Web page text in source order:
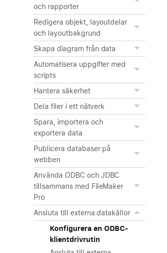
och rapporter
Redigera objekt, layoutdelar
och layoutbakgrund
Skapa diagram från data
Automatisera uppgifter med
scripts
Hantera säkerhet
Dela filer i ett nätverk
Spara, importera och
exportera data
Publicera databaser på
webben
Använda ODBC och JDBC
tillsammans med FileMaker
Pro
Ansluta till externa datakällor
Konfigurera en ODBC-
klientdrivrutin